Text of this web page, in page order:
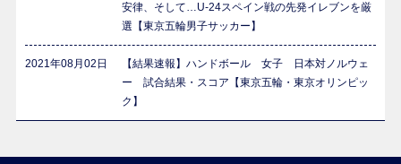
安律、そして…U-24スペイン戦の先発イレブンを厳
選【東京五輪男子サッカー】
2021年08月02日
【結果速報】ハンドボール 女子 日本対ノルウェ
ー 試合結果・スコア【東京五輪・東京オリンピッ
ク】